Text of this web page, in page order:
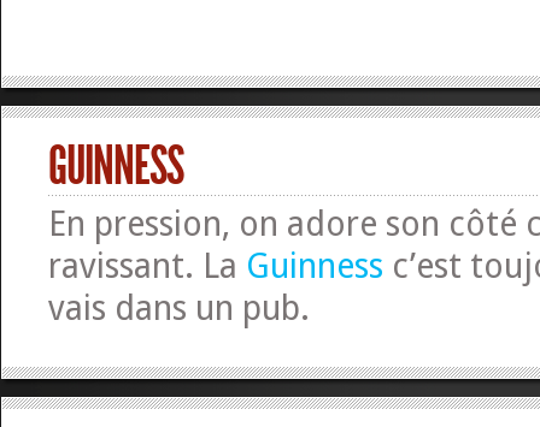
GUINNESS
En pression, on adore son
ravissant. La Guinness c’est
vais dans un pub.